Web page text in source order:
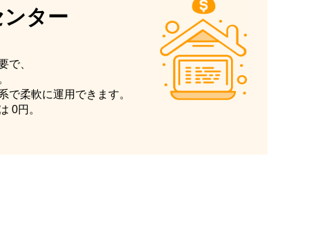
ター
で、
で柔軟に運用できます。
0円。